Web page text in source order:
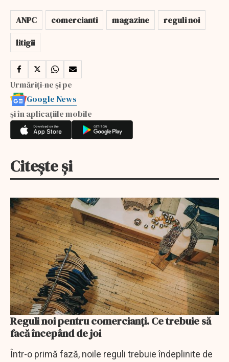
ANPC comercianti magazine
reguli noi
litigii
Urmăriți-ne și pe
Google News
și în aplicațiile mobile
Citește și
Reguli noi pentru comercianți. Ce trebuie să
facă începând de joi
Într-o primă fază, noile reguli trebuie îndeplinite de